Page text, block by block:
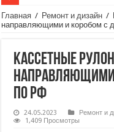
Главная / Ремонт и дизайн /
направляющими и коробом с
Кассетные
направляющими
по РФ
24.05.2023 Ремонт и
1,409 Просмотры